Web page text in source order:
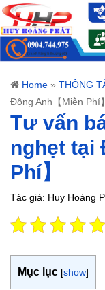
Home » THÔNG
Đông Anh【Miễn Phí】
Tư vấn
nghẹt tại
Phí】
Tác giả: Huy Hoàng
Mục lục [show]